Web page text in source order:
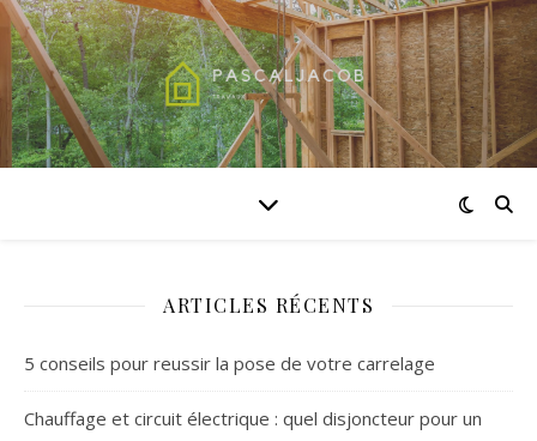
ARTICLES RÉCENTS
5 conseils pour reussir la pose de votre carrelage
Chauffage et circuit électrique : quel disjoncteur pour un